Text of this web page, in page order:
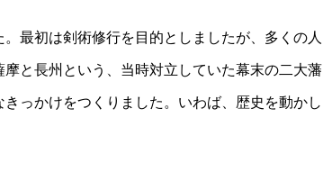
最初は剣術修行を目的としましたが、多くの人
と長州という、当時対立していた幕末の二大藩
っかけをつくりました。いわば、歴史を動かし